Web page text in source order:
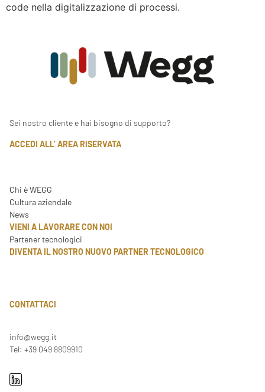
code nella digitalizzazione di processi.
Sei nostro cliente e hai bisogno di supporto?
ACCEDI ALL’ AREA RISERVATA
Chi è WEGG
Cultura aziendale
News
VIENI A LAVORARE CON NOI
Partener tecnologici
DIVENTA IL NOSTRO NUOVO PARTNER TECNOLOGICO
CONTATTACI
info@wegg.it
Tel: +39 049 8809910